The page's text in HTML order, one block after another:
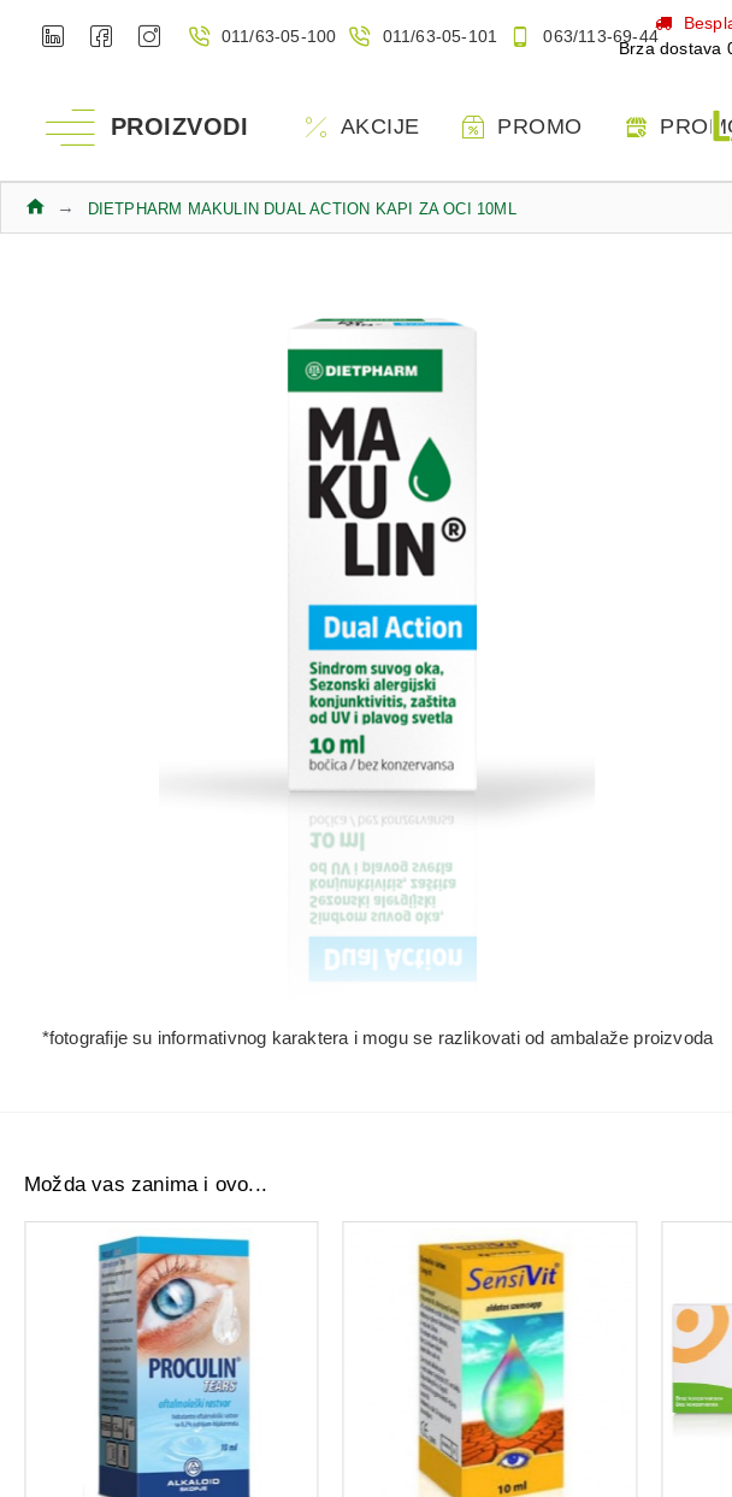
011/63-05-100 011/63-05-101 063/113-69-44
Brza dostava
PROIZVODI AKCIJE PROMO
DIETPHARM MAKULIN DUAL ACTION KAPI ZA OCI 10ML
*fotografije su informativnog karaktera i mogu se razlikovati od ambalaže proizvoda
Možda vas zanima i ovo...